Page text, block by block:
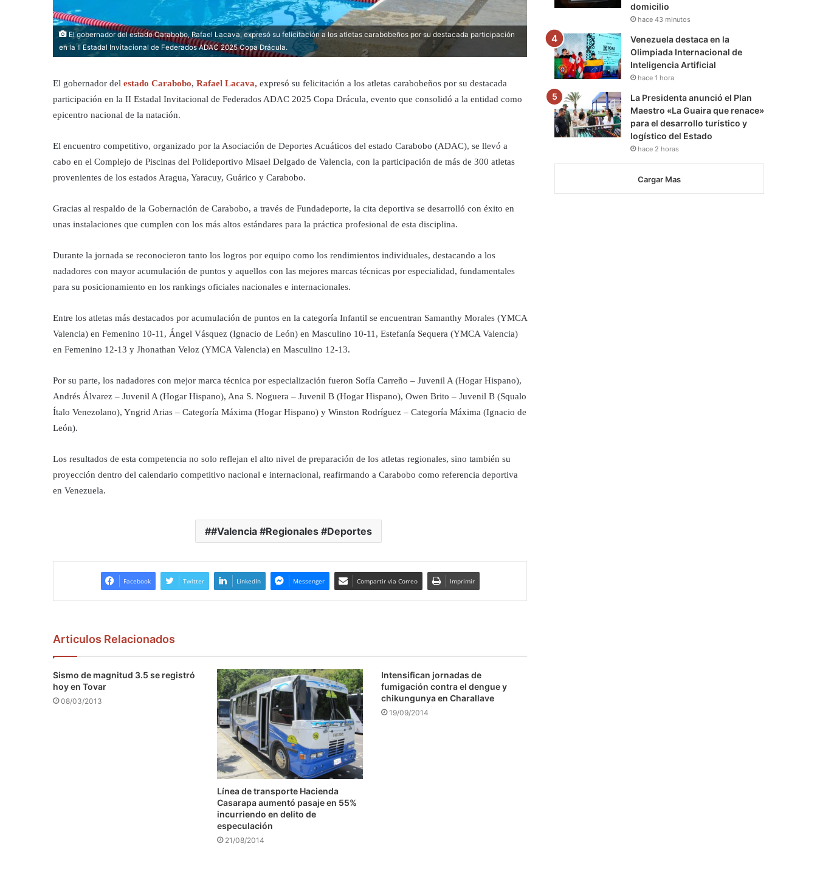
El gobernador del estado Carabobo, Rafael Lacava, expresó su felicitación a los atletas carabobeños por su destacada participación
en la II Estadal Invitacional de Federados ADAC 2025 Copa Drácula.
El gobernador del estado Carabobo, Rafael Lacava, expresó su felicitación a los atletas carabobeños por su destacada
participación en la II Estadal Invitacional de Federados ADAC 2025 Copa Drácula, evento que consolidó a la entidad como
epicentro nacional de la natación.
El encuentro competitivo, organizado por la Asociación de Deportes Acuáticos del estado Carabobo (ADAC), se llevó a
cabo en el Complejo de Piscinas del Polideportivo Misael Delgado de Valencia, con la participación de más de 300 atletas
provenientes de los estados Aragua, Yaracuy, Guárico y Carabobo.
Gracias al respaldo de la Gobernación de Carabobo, a través de Fundadeporte, la cita deportiva se desarrolló con éxito en
unas instalaciones que cumplen con los más altos estándares para la práctica profesional de esta disciplina.
Durante la jornada se reconocieron tanto los logros por equipo como los rendimientos individuales, destacando a los
nadadores con mayor acumulación de puntos y aquellos con las mejores marcas técnicas por especialidad, fundamentales
para su posicionamiento en los rankings oficiales nacionales e internacionales.
Entre los atletas más destacados por acumulación de puntos en la categoría Infantil se encuentran Samanthy Morales (YMCA
Valencia) en Femenino 10-11, Ángel Vásquez (Ignacio de León) en Masculino 10-11, Estefanía Sequera (YMCA Valencia)
en Femenino 12-13 y Jhonathan Veloz (YMCA Valencia) en Masculino 12-13.
Por su parte, los nadadores con mejor marca técnica por especialización fueron Sofía Carreño – Juvenil A (Hogar Hispano),
Andrés Álvarez – Juvenil A (Hogar Hispano), Ana S. Noguera – Juvenil B (Hogar Hispano), Owen Brito – Juvenil B (Squalo
Ítalo Venezolano), Yngrid Arias – Categoría Máxima (Hogar Hispano) y Winston Rodríguez – Categoría Máxima (Ignacio de
León).
Los resultados de esta competencia no solo reflejan el alto nivel de preparación de los atletas regionales, sino también su
proyección dentro del calendario competitivo nacional e internacional, reafirmando a Carabobo como referencia deportiva
en Venezuela.
#Valencia #Regionales #Deportes
Facebook Twitter LinkedIn Messenger Compartir via Correo Imprimir
Articulos Relacionados
Sismo de magnitud 3.5 se registró
hoy en Tovar
08/03/2013
Línea de transporte Hacienda
Casarapa aumentó pasaje en 55%
incurriendo en delito de
especulación
21/08/2014
Intensifican jornadas de
fumigación contra el dengue y
chikungunya en Charallave
19/09/2014
domicilio
hace 43 minutos
Venezuela destaca en la
Olimpiada Internacional de
Inteligencia Artificial
hace 1 hora
La Presidenta anunció el Plan
Maestro «La Guaira que renace»
para el desarrollo turístico y
logístico del Estado
hace 2 horas
Cargar Mas